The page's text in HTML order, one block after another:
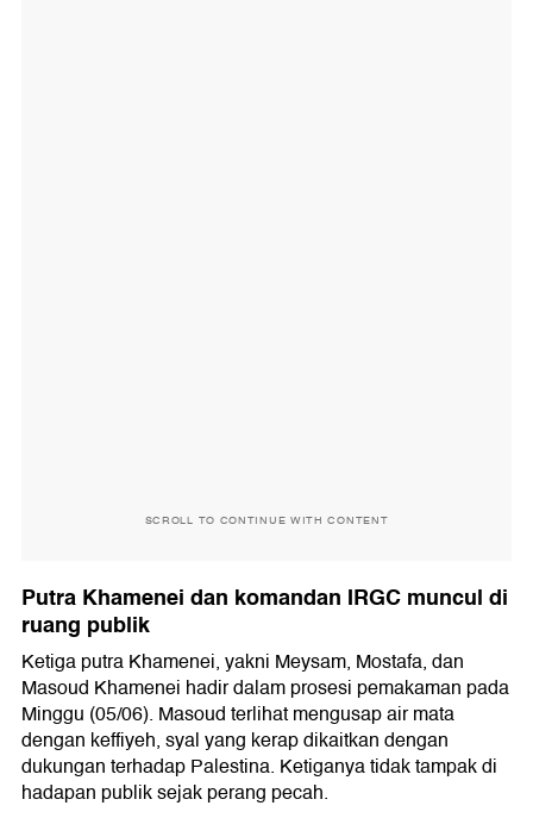
SCROLL TO CONTINUE WITH CONTENT
Putra Khamenei dan komandan IRGC muncul di
ruang publik
Ketiga putra Khamenei, yakni Meysam, Mostafa, dan
Masoud Khamenei hadir dalam prosesi pemakaman pada
Minggu (05/06). Masoud terlihat mengusap air mata
dengan keffiyeh, syal yang kerap dikaitkan dengan
dukungan terhadap Palestina. Ketiganya tidak tampak di
hadapan publik sejak perang pecah.